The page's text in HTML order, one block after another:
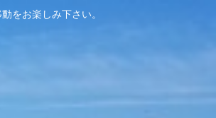
をお楽しみ下さい。